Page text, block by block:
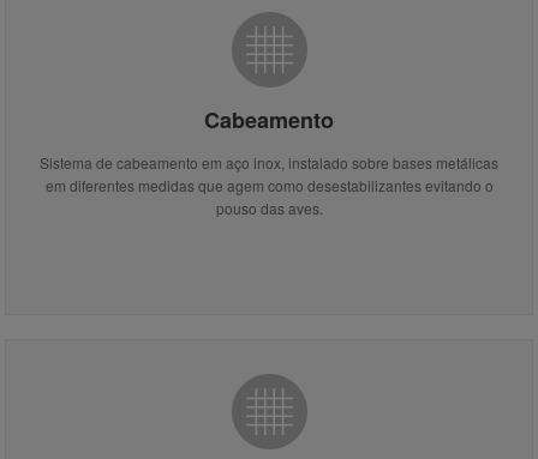
Cabeamento
Sistema de cabeamento em aço inox, instalado sobre bases metálicas
em diferentes medidas que agem como desestabilizantes evitando o
pouso das aves.